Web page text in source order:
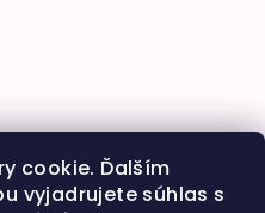
cookie. Ďalším
vyjadrujete súhlas s